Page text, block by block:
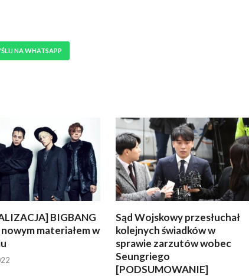
NA WHATSAPP
BIGBANG
materiałem w
Sąd Wojskowy przesłuchał
kolejnych świadków w
sprawie zarzutów wobec
Seungriego
[PODSUMOWANIE]